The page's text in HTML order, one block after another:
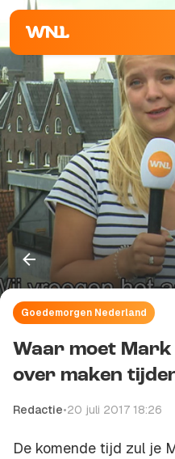
Goedemorgen Nederland
Waar moet
over maken
Redactie•20 juli 2017 18:26
De komende tijd zul je